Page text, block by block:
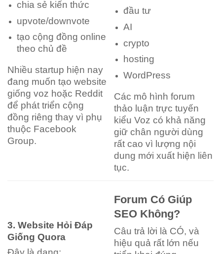
chia sẻ kiến thức
upvote/downvote
tạo cộng đồng online
theo chủ đề
Nhiều startup hiện nay
đang muốn tạo website
giống voz hoặc Reddit
để phát triển cộng
đồng riêng thay vì phụ
thuộc Facebook
Group.
đầu tư
AI
crypto
hosting
WordPress
Các mô hình forum
thảo luận trực tuyến
kiểu Voz có khả năng
giữ chân người dùng
rất cao vì lượng nội
dung mới xuất hiện liên
tục.
3. Website Hỏi Đáp
Giống Quora
Forum Có Giúp
SEO Không?
Câu trả lời là CÓ, và
hiệu quả rất lớn nếu